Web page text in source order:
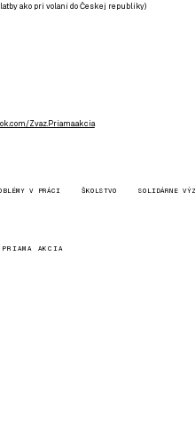
ako pri volaní do Českej republiky)
Zvaz.Priama.akcia
V PRÁCI ŠKOLSTVO SOLIDÁRNE
PRIAMA AKCIA